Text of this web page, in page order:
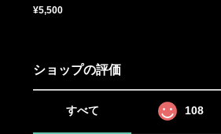
¥5,500
ショップの評価
すべて 108